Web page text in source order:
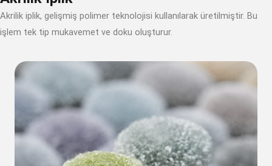
Akrilik iplik, gelişmiş polimer teknolojisi kullanılarak üretilmiştir. Bu
işlem tek tip mukavemet ve doku oluşturur.